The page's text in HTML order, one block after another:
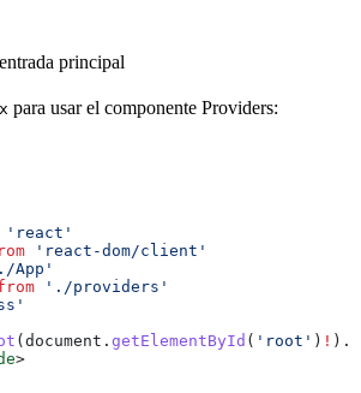
principal
para usar el componente Providers:
'react'
'react-dom/client'
App'
'./providers'
( document . getElementById ( 'root' ) ! ).
>